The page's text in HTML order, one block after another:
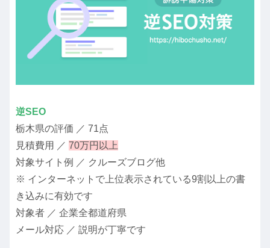
逆SEO
栃木県の評価 ／ 71点
見積費用 ／ 70万円以上
対象サイト例 ／ クルーズブログ他
※ インターネットで上位表示されている9割以上の書
き込みに有効です
対象者 ／ 企業全都道府県
メール対応 ／ 説明が丁寧です